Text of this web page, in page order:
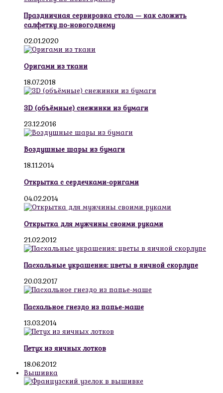
Праздничная сервировка стола — как сложить
салфетку по-новогоднему
02.01.2020
Оригами из ткани
18.07.2018
3D (объёмные) снежинки из бумаги
23.12.2016
Воздушные шары из бумаги
18.11.2014
Открытка с сердечками-оригами
04.02.2014
Открытка для мужчины своими руками
21.02.2012
Пасхальные украшения: цветы в яичной скорлупе
20.03.2017
Пасхальное гнездо из папье-маше
13.03.2014
Петух из яичных лотков
18.06.2012
Вышивка